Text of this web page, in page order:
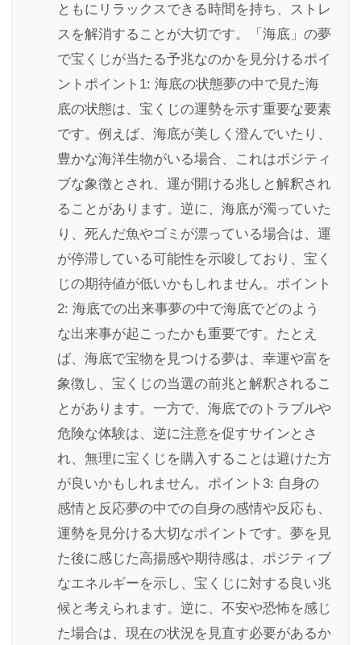
ともにリラックスできる時間を持ち、ストレ
スを解消することが大切です。「海底」の夢
で宝くじが当たる予兆なのかを見分けるポイ
ントポイント1: 海底の状態夢の中で見た海
底の状態は、宝くじの運勢を示す重要な要素
です。例えば、海底が美しく澄んでいたり、
豊かな海洋生物がいる場合、これはポジティ
ブな象徴とされ、運が開ける兆しと解釈され
ることがあります。逆に、海底が濁っていた
り、死んだ魚やゴミが漂っている場合は、運
が停滞している可能性を示唆しており、宝く
じの期待値が低いかもしれません。ポイント
2: 海底での出来事夢の中で海底でどのよう
な出来事が起こったかも重要です。たとえ
ば、海底で宝物を見つける夢は、幸運や富を
象徴し、宝くじの当選の前兆と解釈されるこ
とがあります。一方で、海底でのトラブルや
危険な体験は、逆に注意を促すサインとさ
れ、無理に宝くじを購入することは避けた方
が良いかもしれません。ポイント3: 自身の
感情と反応夢の中での自身の感情や反応も、
運勢を見分ける大切なポイントです。夢を見
た後に感じた高揚感や期待感は、ポジティブ
なエネルギーを示し、宝くじに対する良い兆
候と考えられます。逆に、不安や恐怖を感じ
た場合は、現在の状況を見直す必要があるか